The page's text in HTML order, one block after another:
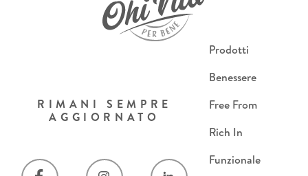
Prodotti
Benessere
Free From
Rich In
Funzionale
RIMANI SEMPRE
AGGIORNATO